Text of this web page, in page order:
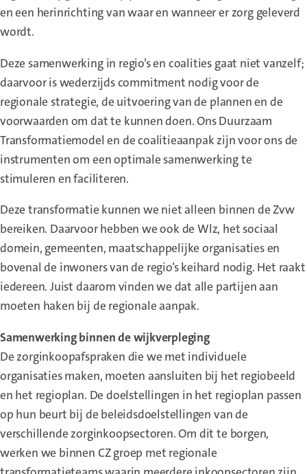
en een herinrichting van waar en wanneer er zorg geleverd
wordt.
Deze samenwerking in regio’s en coalities gaat niet vanzelf;
daarvoor is wederzijds commitment nodig voor de
regionale strategie, de uitvoering van de plannen en de
voorwaarden om dat te kunnen doen. Ons Duurzaam
Transformatiemodel en de coalitieaanpak zijn voor ons de
instrumenten om een optimale samenwerking te
stimuleren en faciliteren.
Deze transformatie kunnen we niet alleen binnen de Zvw
bereiken. Daarvoor hebben we ook de Wlz, het sociaal
domein, gemeenten, maatschappelijke organisaties en
bovenal de inwoners van de regio’s keihard nodig. Het raakt
iedereen. Juist daarom vinden we dat alle partijen aan
moeten haken bij de regionale aanpak.
Samenwerking binnen de wijkverpleging
De zorginkoopafspraken die we met individuele
organisaties maken, moeten aansluiten bij het regiobeeld
en het regioplan. De doelstellingen in het regioplan passen
op hun beurt bij de beleidsdoelstellingen van de
verschillende zorginkoopsectoren. Om dit te borgen,
werken we binnen CZ groep met regionale